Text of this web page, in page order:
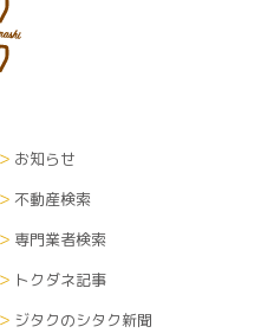
お知らせ
不動産検索
専門業者検索
トクダネ記事
ジタクのシタク新聞